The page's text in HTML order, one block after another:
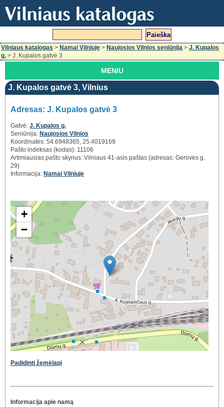
Vilniaus katalogas > Namai Vilniuje > Naujosios Vilnios seniūnija > J. Kupalos
g. > J. Kupalos gatvė 3
MENIU
J. Kupalos gatvė 3, Vilnius
Adresas: J. Kupalos gatvė 3
Gatvė: J. Kupalos g.
Seniūnija: Naujosios Vilnios
Koordinatės: 54.6948365, 25.4019169
Pašto indeksas (kodas): 11106
Artimiausias pašto skyrius: Vilniaus 41-asis paštas (adresas: Gerovės g.
29)
Informacija: Namai Vilniuje
+
−
Padidinti žemėlapį
Informacija apie namą